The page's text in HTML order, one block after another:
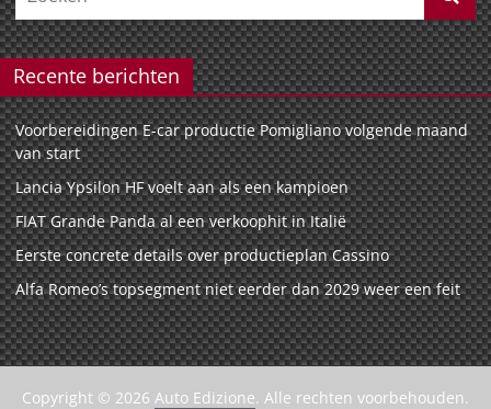
Recente berichten
Voorbereidingen E-car productie Pomigliano volgende maand
van start
Lancia Ypsilon HF voelt aan als een kampioen
FIAT Grande Panda al een verkoophit in Italië
Eerste concrete details over productieplan Cassino
Alfa Romeo’s topsegment niet eerder dan 2029 weer een feit
Copyright © 2026 Auto Edizione. Alle rechten voorbehouden.